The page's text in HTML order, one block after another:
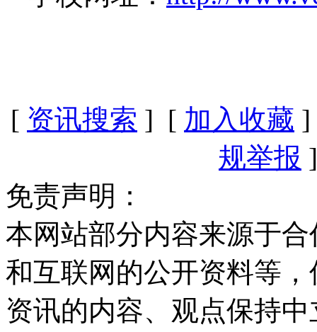
[ 资讯搜索 ] [ 加入收藏
规举报
免责声明：
本网站部分内容来源于
和互联网的公开资料等
资讯的内容、观点保持